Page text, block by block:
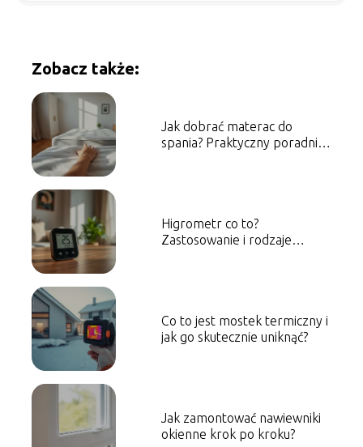
Zobacz także:
Jak dobrać materac do
spania? Praktyczny poradnik
Higrometr co to?
Zastosowanie i rodzaje
Co to jest mostek termiczny i
jak go skutecznie uniknąć?
Jak zamontować nawiewniki
okienne krok po kroku?